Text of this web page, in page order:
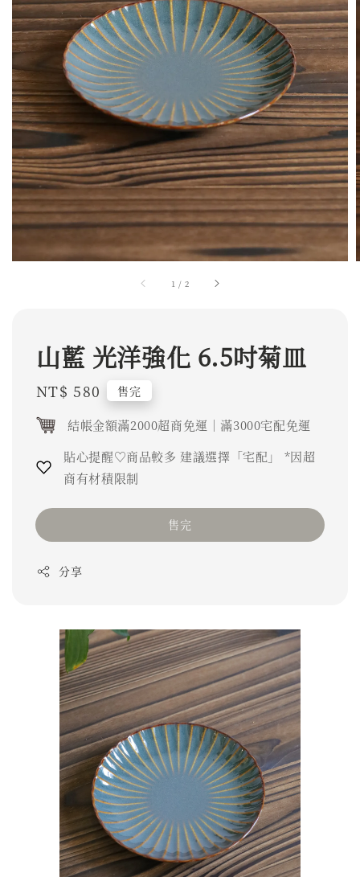
1 / 2
山藍 光洋強化 6.5吋菊皿
Regular
price
NT$ 580 售完
結帳金額滿2000超商免運｜滿3000宅配免運
貼心提醒♡商品較多 建議選擇「宅配」 *因超
商有材積限制
售完
分享